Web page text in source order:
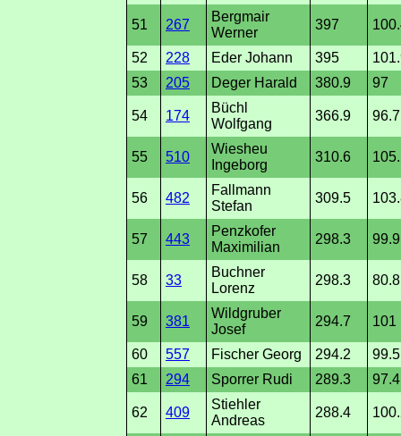
51 267
Bergmair
Werner
397
52 228 Eder Johann 395
53
205 Deger Harald 380.9 97
54 174
Büchl
Wolfgang
366.9 96.7
55 510
Wiesheu
Ingeborg
310.6
56 482
Fallmann
Stefan
309.5
57 443
Penzkofer
Maximilian
298.3 99.9
58 33
Buchner
Lorenz
298.3 80.8
59 381
Wildgruber
Josef
294.7 101
60 557 Fischer Georg 294.2
99.5
61
294 Sporrer Rudi 289.3 97.4
62 409
Stiehler
Andreas
288.4